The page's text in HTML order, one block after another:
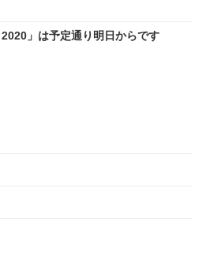
2020」は予定通り明日からです